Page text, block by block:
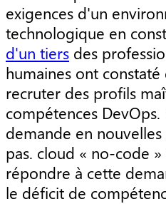
exigences d'un
technologique en
d'un tiers des
humaines ont
recruter des profils
compétences
demande en
pas. cloud « no-code
répondre à cette
le déficit de